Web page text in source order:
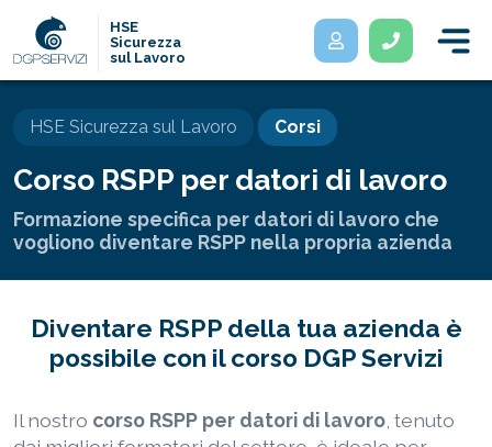
HSE
Sicurezza
sul Lavoro
HSE Sicurezza sul Lavoro Corsi
Corso RSPP per datori di lavoro
Formazione specifica per datori di lavoro che
vogliono diventare RSPP nella propria azienda
Diventare RSPP della tua azienda è
possibile con il corso DGP Servizi
Il nostro corso RSPP per datori di lavoro, tenuto